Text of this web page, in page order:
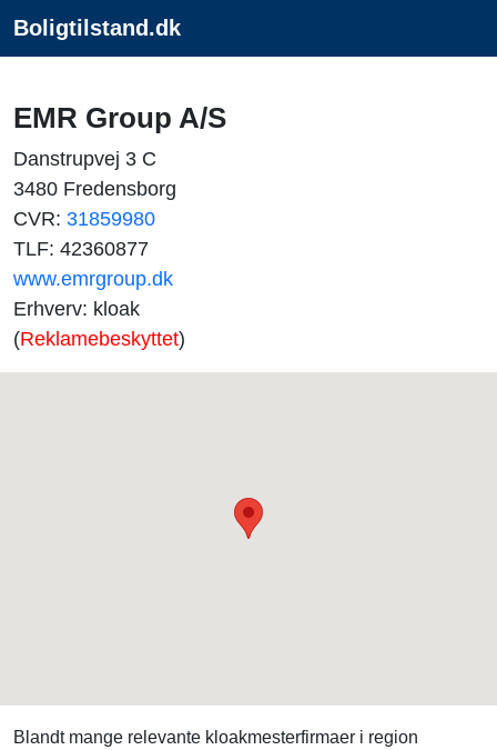
Boligtilstand.dk
EMR Group A/S
Danstrupvej 3 C
3480 Fredensborg
CVR: 31859980
TLF: 42360877
www.emrgroup.dk
Erhverv: kloak
(Reklamebeskyttet)
Blandt mange relevante kloakmesterfirmaer i region